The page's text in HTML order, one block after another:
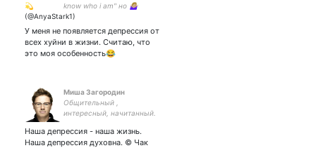
know who i am" но 🤷🏼‍♀️
У меня не появляется депрессия от
всех хуйни в жизни. Считаю, что
это моя особенность😂
Миша Загородин
Общительный ,
интересный, начитанный.
Наша депрессия - наша жизнь.
Наша депрессия духовна. © Чак